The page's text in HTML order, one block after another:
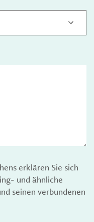
erklären Sie sich
und ähnliche
seinen verbundenen